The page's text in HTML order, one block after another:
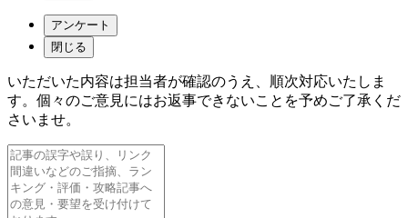
アンケート
閉じる
いただいた内容は担当者が確認のうえ、順次対応いたしま
す。個々のご意見にはお返事できないことを予めご了承くだ
さいませ。